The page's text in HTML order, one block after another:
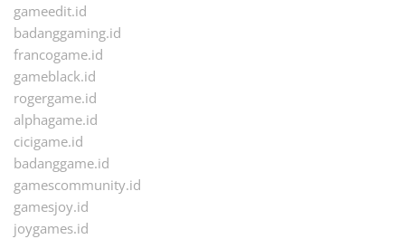
gameedit.id
badanggaming.id
francogame.id
gameblack.id
rogergame.id
alphagame.id
cicigame.id
badanggame.id
gamescommunity.id
gamesjoy.id
joygames.id